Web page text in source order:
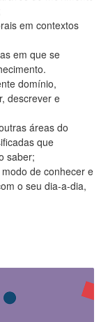
em contextos
em que se
domínio,
descrever e
áreas do
que
saber;
de conhecer e
o seu dia-a-dia,